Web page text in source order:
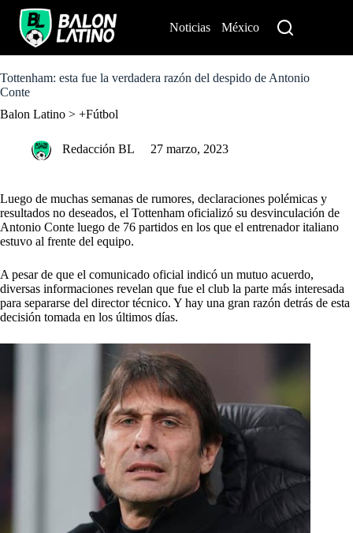
o
c
n
Noticias México
Tottenham: esta fue la verdadera razón del despido de Antonio
Conte
Balon Latino > +Fútbol
Redacción BL 27 marzo, 2023
Luego de muchas semanas de rumores, declaraciones polémicas y
resultados no deseados, el Tottenham oficializó su desvinculación de
Antonio Conte luego de 76 partidos en los que el entrenador italiano
estuvo al frente del equipo.
A pesar de que el comunicado oficial indicó un mutuo acuerdo,
diversas informaciones revelan que fue el club la parte más interesada
para separarse del director técnico. Y hay una gran razón detrás de esta
decisión tomada en los últimos días.